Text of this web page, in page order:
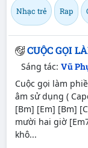
Nhạc trẻ Rap
CUỘC GỌI
Sáng tác: Vũ
Cuộc gọi làm
âm sử dụng (
[Bm] [Em] [Bm]
mười hai giờ
khô...